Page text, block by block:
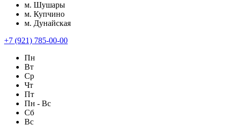
м. Шушары
м. Купчино
м. Дунайская
+7 (921) 785-00-00
Пн
Вт
Ср
Чт
Пт
Пн - Вс
Сб
Вс